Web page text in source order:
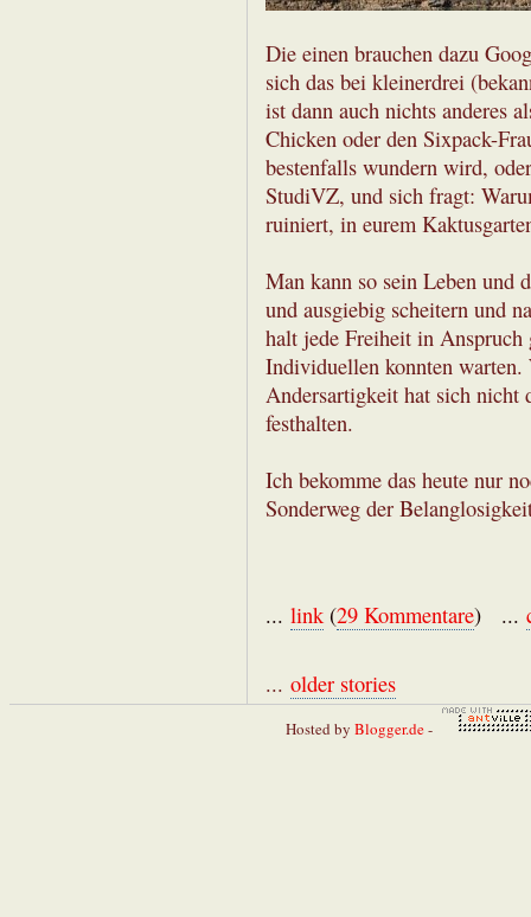
Die einen brauchen dazu
sich das bei kleinerdrei
ist dann auch nichts anderes
Chicken oder den Sixpack-
bestenfalls wundern wird,
StudiVZ, und sich fragt:
ruiniert, in eurem
Man kann so sein Leben und
und ausgiebig scheitern und
halt jede Freiheit in Anspruch
Individuellen konnten warten.
Andersartigkeit hat sich nicht
festhalten.
Ich bekomme das heute nur
Sonderweg der
... link (29 Kommentare) ...
... older stories
Hosted by Blogger.de-